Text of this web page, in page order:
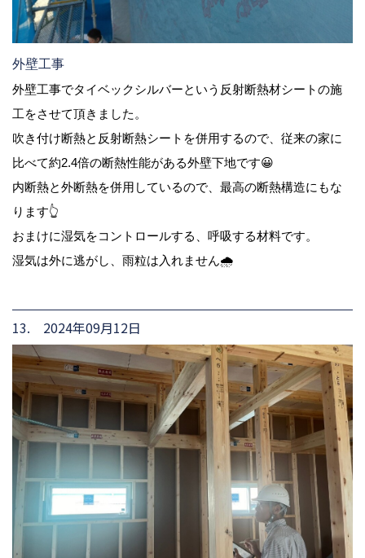
外壁工事
外壁工事でタイベックシルバーという反射断熱材シートの施
工をさせて頂きました。
吹き付け断熱と反射断熱シートを併用するので、従来の家に
比べて約2.4倍の断熱性能がある外壁下地です😀
内断熱と外断熱を併用しているので、最高の断熱構造にもな
ります👆
おまけに湿気をコントロールする、呼吸する材料です。
湿気は外に逃がし、雨粒は入れません🌧
13. 2024年09月12日